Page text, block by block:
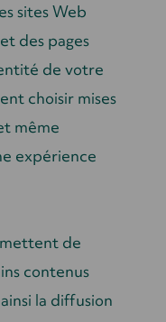
sites Web
des pages
de votre
choisir mises
même
expérience
de
contenus
la diffusion